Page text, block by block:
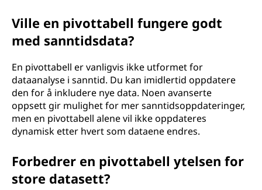
Ville en pivottabell fungere godt
med sanntidsdata?
En pivottabell er vanligvis ikke utformet for
dataanalyse i sanntid. Du kan imidlertid oppdatere
den for å inkludere nye data. Noen avanserte
oppsett gir mulighet for mer sanntidsoppdateringer,
men en pivottabell alene vil ikke oppdateres
dynamisk etter hvert som dataene endres.
Forbedrer en pivottabell ytelsen for
store datasett?